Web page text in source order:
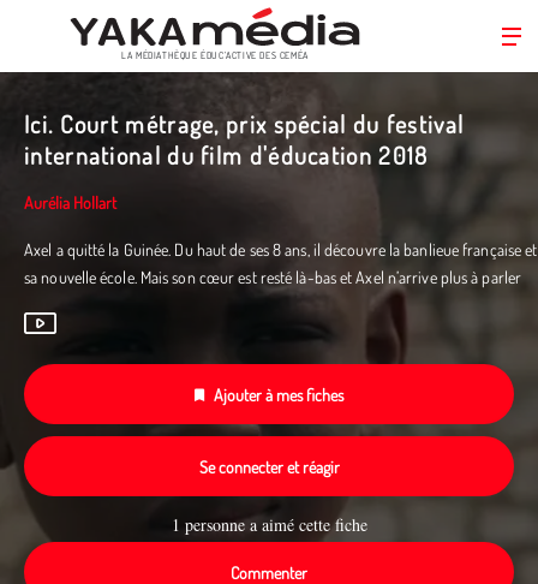
contenu
principal
LA MÉDIATHÈQUE ÉDUC’ACTIVE DES CEMÉA
Ici. Court métrage, prix spécial du festival
international du film d'éducation 2018
Aurélia Hollart
Axel a quitté la Guinée. Du haut de ses 8 ans, il découvre la banlieue française et
sa nouvelle école. Mais son cœur est resté là-bas et Axel n’arrive plus à parler
Ajouter à mes fiches
Se connecter et réagir
1 personne a aimé cette fiche
Commenter